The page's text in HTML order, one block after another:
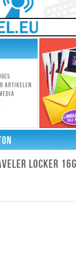
artikelen
LOCKER